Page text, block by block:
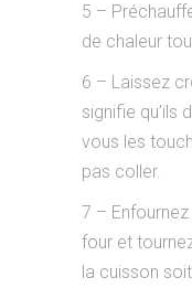
5 –
de chaleur
6 – Laissez
signifie qu’ils
vous les
pas coller.
7 –
four et
la cuisson